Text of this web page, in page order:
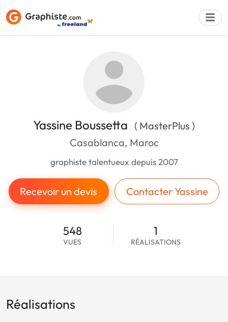
Yassine Boussetta ( MasterPlus )
Casablanca, Maroc
graphiste talentueux depuis 2007
Recevoir un devis Contacter Yassine
548
VUES
1
RÉALISATIONS
Réalisations